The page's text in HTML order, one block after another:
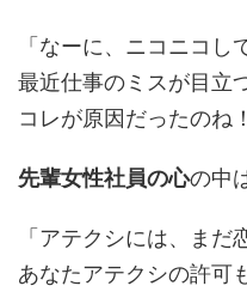
「なーに、ニコニコし
最近仕事のミスが目立
コレが原因だったのね
先輩女性社員の心の中
「アテクシには、ま
あなたアテクシの許可